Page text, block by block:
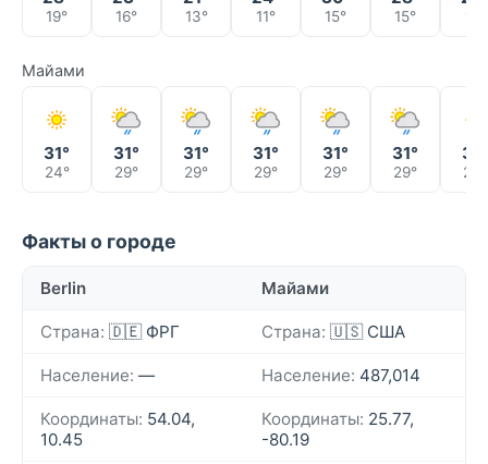
19° 16° 13° 11° 15° 15°
Майами
31°
24°
31°
29°
31°
29°
31°
29°
31°
29°
31°
29°
31°
29°
Факты о городе
Berlin Майами
Страна: 🇩🇪 ФРГ Страна: 🇺🇸 США
Население: — Население: 487,014
Координаты: 54.04,
10.45
Координаты: 25.77,
-80.19